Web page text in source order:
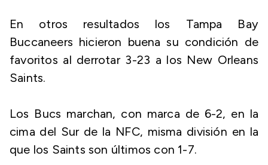
En otros resultados los Tampa Bay
Buccaneers hicieron buena su condición de
favoritos al derrotar 3-23 a los New Orleans
Saints.
Los Bucs marchan, con marca de 6-2, en la
cima del Sur de la NFC, misma división en la
que los Saints son últimos con 1-7.